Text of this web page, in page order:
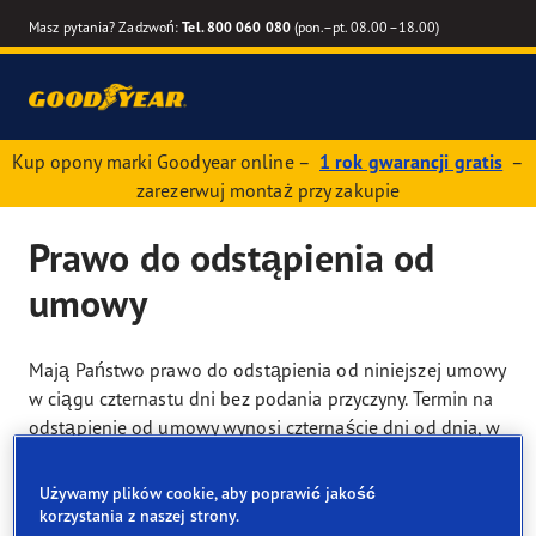
Masz pytania? Zadzwoń:Tel. 800 060 080(pon.–pt. 08.00–18.00)
Kup opony marki Goodyear online – 1 rok gwarancji gratis –
zarezerwuj montaż przy zakupie
Prawo do odstąpienia od
umowy
Mają Państwo prawo do odstąpienia od niniejszej umowy
w ciągu czternastu dni bez podania przyczyny. Termin na
odstąpienie od umowy wynosi czternaście dni od dnia, w
partnera montażowego, lub – w przypadku usług (takich
jak montaż opon) – czternaście dni od daty zawarcia
Używamy plików cookie, aby poprawić jakość
korzystania z naszej strony.